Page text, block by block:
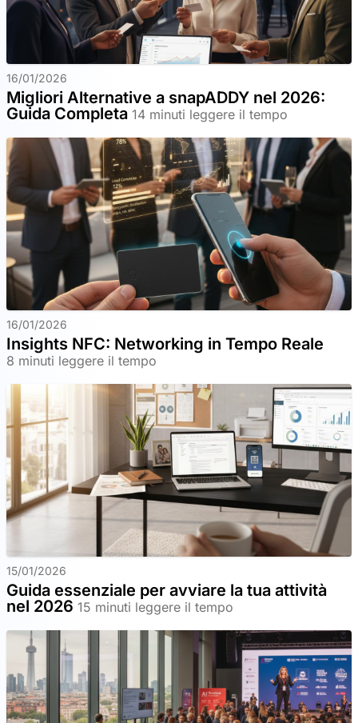
16/01/2026
Migliori Alternative a snapADDY nel 2026:
Guida Completa 14 minuti leggere il tempo
16/01/2026
Insights NFC: Networking in Tempo Reale
8 minuti leggere il tempo
15/01/2026
Guida essenziale per avviare la tua attività
nel 2026 15 minuti leggere il tempo